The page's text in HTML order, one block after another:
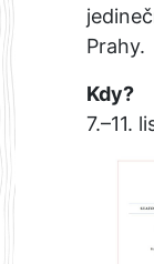
Prahy.
Kdy?
7.–11.